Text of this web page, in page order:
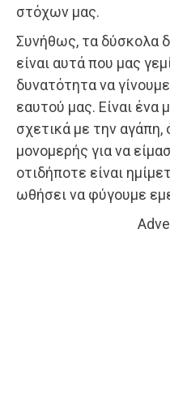
στόχων μας.
Συνήθως, τα δύσκολα
είναι αυτά που μας
δυνατότητα να
εαυτού μας. Είναι ένα
σχετικά με την αγάπη,
μονομερής για να
οτιδήποτε είναι
ωθήσει να φύγουμε